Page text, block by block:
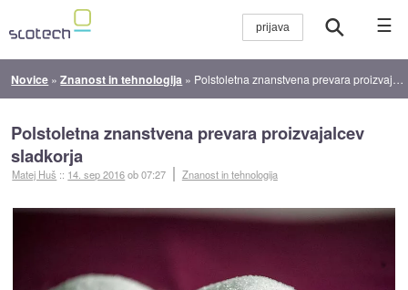
☰
Novice »Znanost in tehnologija » Polstoletna znanstvena prevara proizvajalcev sladkorja
Polstoletna znanstvena prevara proizvajalcev
sladkorja
Matej Huš :: 14. sep 2016ob 07:27 Znanost in tehnologija